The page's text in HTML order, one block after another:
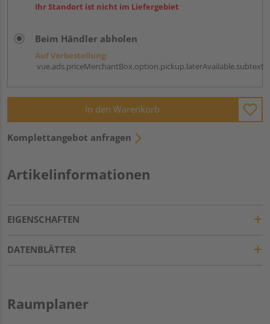
Ihr Standort ist nicht im Liefergebiet
Beim Händler abholen
Auf Vorbestellung:
vue.ads.priceMerchantBox.option.pickup.laterAvailable.subtext
In den Warenkorb
Komplettangebot anfragen
Artikelinformationen
EIGENSCHAFTEN
DATENBLÄTTER
Raumplaner